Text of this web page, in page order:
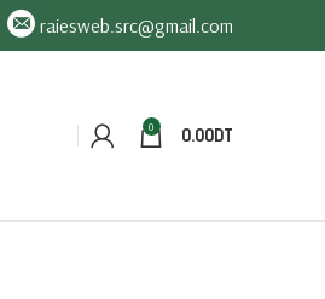
raiesweb.src@gmail.com
0 0.00DT